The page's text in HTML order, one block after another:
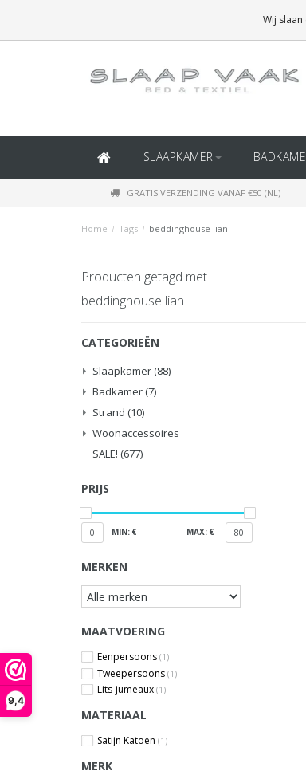
9,4
(BINNEN BELGIË)
SLAAPKAMER
GRATIS VERZENDING VANAF €50 (NL)
Home / Tags / beddinghouse lian
Producten getagd met
beddinghouse lian
CATEGORIEËN
Slaapkamer (88)
Badkamer (7)
Strand (10)
Woonaccessoires
SALE! (677)
PRIJS
0 MIN: € MAX: € 80
MERKEN
MAATVOERING
Eenpersoons (1)
Tweepersoons (1)
Lits-jumeaux (1)
MATERIAAL
Satijn Katoen (1)
MERK
Wij